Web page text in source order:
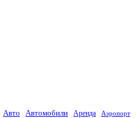
Авто Автомобили Аренда Аэропорт